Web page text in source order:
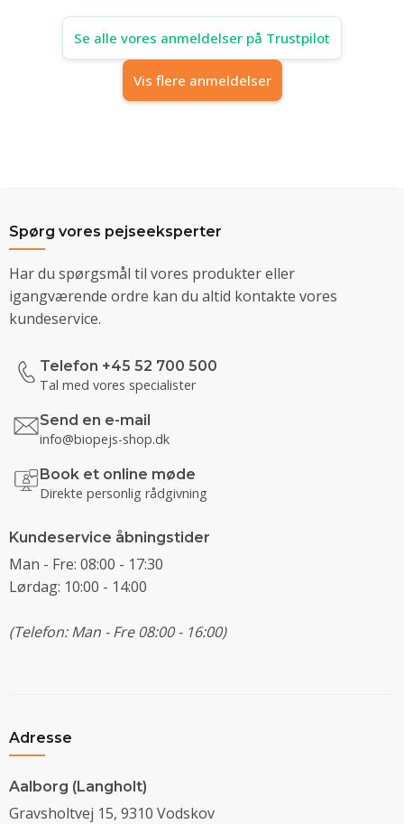
Se alle vores anmeldelser på Trustpilot
Vis flere anmeldelser
Spørg vores pejseeksperter
Har du spørgsmål til vores produkter eller
igangværende ordre kan du altid kontakte vores
kundeservice.
Telefon +45 52 700 500
Tal med vores specialister
Send en e-mail
info@biopejs-shop.dk
Book et online møde
Direkte personlig rådgivning
Kundeservice åbningstider
Man - Fre: 08:00 - 17:30
Lørdag: 10:00 - 14:00
(Telefon: Man - Fre 08:00 - 16:00)
Adresse
Aalborg (Langholt)
Gravsholtvej 15, 9310 Vodskov